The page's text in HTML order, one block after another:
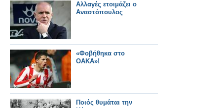
Αλλαγές ετοιμάζει ο
Αναστόπουλος
«Φοβήθηκα στο
ΟΑΚΑ»!
Ποιός θυμάται την